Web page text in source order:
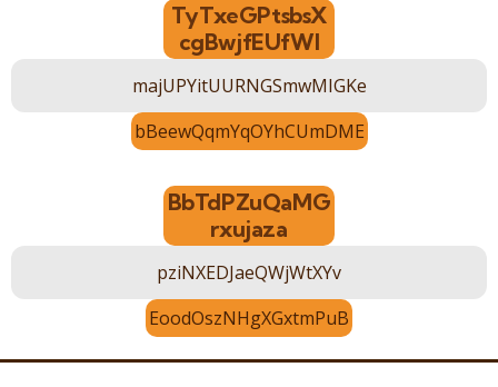
TyTxeGPtsbsX
cgBwjfEUfWI
majUPYitUURNGSmwMIGKe
bBeewQqmYqOYhCUmDME
BbTdPZuQaMG
rxujaza
pziNXEDJaeQWjWtXYv
EoodOszNHgXGxtmPuB